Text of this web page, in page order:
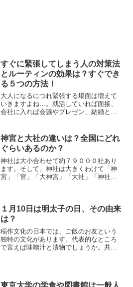
すぐに緊張してしまう人の対策法
とルーティンの効果は？すぐでき
る５つの方法！
大人になるにつれ緊張する場面は増えて
いきますよね…。就活していれば面接、
会社に入れば会議やプレゼン、結婚とな
線も落ち着かない。でも緊張していると
は悟られたくない。失敗出...
神宮と大社の違いは？全国にどれ
ぐらいあるのか？
神社は大小合わせて約７９０００社あり
ます。そして、神社は大きくわけて「神
宮」「宮」「大神宮」「大社」「神社」
社」を説明します。神宮の...
１月10日は明太子の日、その由来
は？
稲作文化の日本では、ご飯のお友という
独特の文化があります。代表的なところ
で言えば味噌汁と漬物でしょうか。共に
東京大学の学食や図書館は一般人